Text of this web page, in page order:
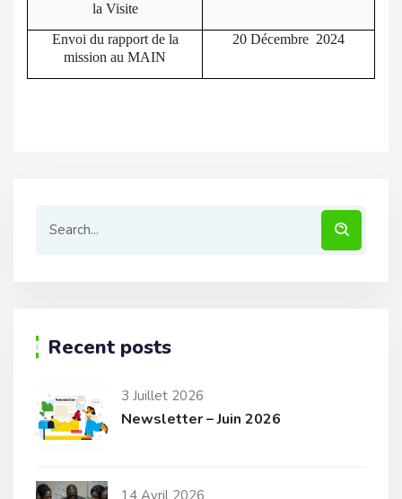
la Visite
Envoi du rapport de la
mission au MAIN
20 Décembre 2024
Recent posts
3 Juillet 2026
Newsletter – Juin 2026
14 Avril 2026